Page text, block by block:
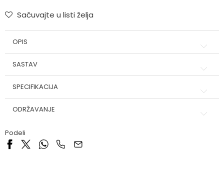
Sačuvajte u listi želja
OPIS
SASTAV
SPECIFIKACIJA
ODRŽAVANJE
Podeli